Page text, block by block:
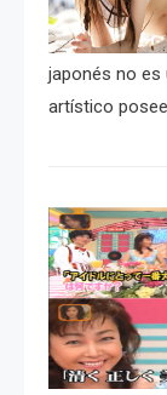
japonés no es
artístico